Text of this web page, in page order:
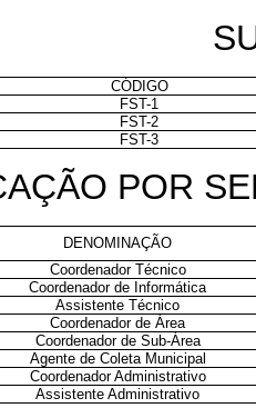
CÓDIGO
FST-1
FST-2
FST-3
POR
DENOMINAÇÃO
Coordenador Técnico
Coordenador de Informática
Assistente Técnico
Coordenador de Área
Coordenador de Sub-Área
Agente de Coleta Municipal
Coordenador Administrativo
Assistente Administrativo